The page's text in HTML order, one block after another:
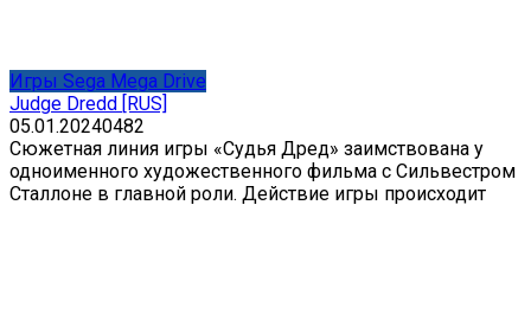
Игры Sega Mega Drive
Judge Dredd [RUS]
05.01.20240482
Сюжетная линия игры «Судья Дред» заимствована у
одноименного художественного фильма с Сильвестром
Сталлоне в главной роли. Действие игры происходит